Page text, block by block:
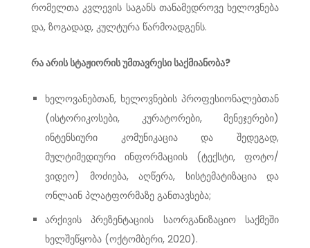
რომელთა კვლევის საგანს თანამედროვე ხელოვნება
და, ზოგადად, კულტურა წარმოადგენს.
რა არის სტაჟიორის უმთავრესი საქმიანობა?
ხელოვანებთან, ხელოვნების პროფესიონალებთან
(ისტორიკოსები, კურატორები, მენეჯერები)
ინტენსიური კომუნიკაცია და შედეგად,
მულტიმედიური ინფორმაციის (ტექსტი, ფოტო/
ვიდეო) მოძიება, აღწერა, სისტემატიზაცია და
ონლაინ პლატფორმაზე განთავსება;
არქივის პრეზენტაციის საორგანიზაციო საქმეში
ხელშეწყობა (ოქტომბერი, 2020).